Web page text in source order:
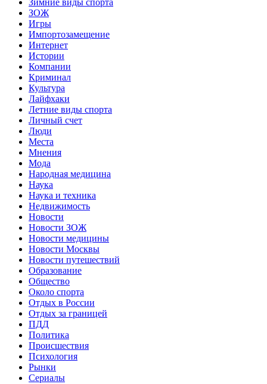
Зимние виды спорта
ЗОЖ
Игры
Импортозамещение
Интернет
Истории
Компании
Криминал
Культура
Лайфхаки
Летние виды спорта
Личный счет
Люди
Места
Мнения
Мода
Народная медицина
Наука
Наука и техника
Недвижимость
Новости
Новости ЗОЖ
Новости медицины
Новости Москвы
Новости путешествий
Образование
Общество
Около спорта
Отдых в России
Отдых за границей
ПДД
Политика
Происшествия
Психология
Рынки
Сериалы